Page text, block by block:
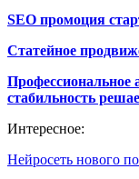
SEO промоция
Статейное
Профессиональное
стабильность
Интересное:
Нейросеть нового